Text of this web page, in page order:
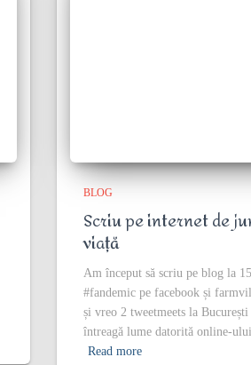
BLOG
Scriu pe internet de
viață
Am început să scriu pe blog la
#fandemic pe facebook și
și vreo 2 tweetmeets la
întreagă lume datorită online-
Read more